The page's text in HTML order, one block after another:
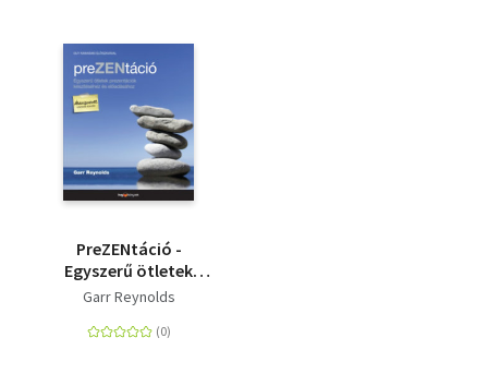
PreZENtáció -
Egyszerű ötletek
prezentációk
előadásához
Garr Reynolds